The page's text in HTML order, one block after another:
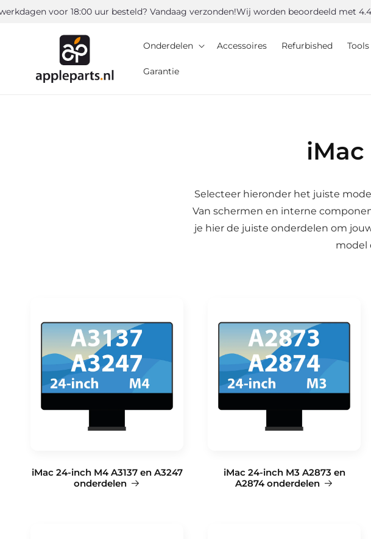
naar de
voor 18:00 uur besteld? Vandaag verzonden!Wij worden beoordeeld met 4.4/
Onderdelen Accessoires Refurbished Tools
Garantie
Selecteer hieronder het juiste
Van schermen en interne
je hier de juiste onderdelen om
model
iMac 24-inch M4 A3137 en A3247
onderdelen
iMac 24-inch M3 A2873 en
A2874 onderdelen